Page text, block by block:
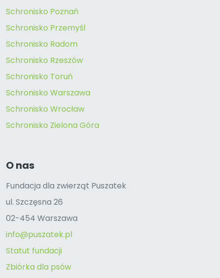
Schronisko Poznań
Schronisko Przemyśl
Schronisko Radom
Schronisko Rzeszów
Schronisko Toruń
Schronisko Warszawa
Schronisko Wrocław
Schronisko Zielona Góra
O nas
Fundacja dla zwierząt Puszatek
ul. Szczęsna 26
02-454 Warszawa
info@puszatek.pl
Statut fundacji
Zbiórka dla psów